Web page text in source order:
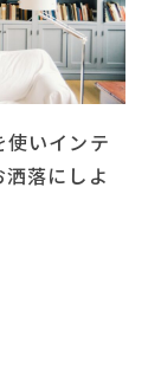
いインテ
落にしよ